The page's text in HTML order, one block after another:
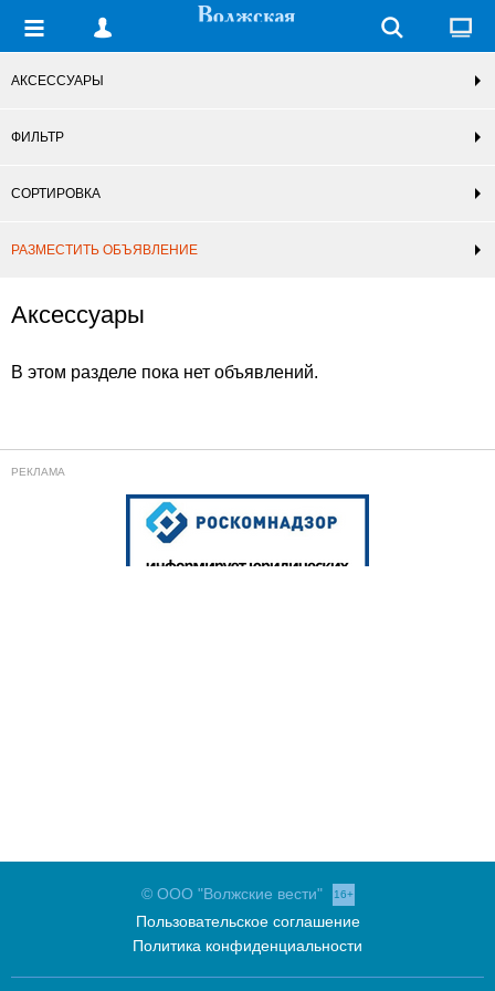
АКСЕССУАРЫ
ФИЛЬТР
СОРТИРОВКА
РАЗМЕСТИТЬ ОБЪЯВЛЕНИЕ
Аксессуары
В этом разделе пока нет объявлений.
© ООО "Волжские вести" 16+
Пользовательское соглашение
Политика конфиденциальности